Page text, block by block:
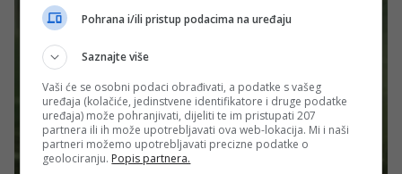
Pohrana i/ili pristup podacima na uređaju
Saznajte više
Vaši će se osobni podaci obrađivati, a podatke s vašeg
uređaja (kolačiće, jedinstvene identifikatore i druge podatke
uređaja) može pohranjivati, dijeliti te im pristupati 207
partnera ili ih može upotrebljavati ova web-lokacija. Mi i naši
partneri možemo upotrebljavati precizne podatke o
geolociranju. Popis partnera.